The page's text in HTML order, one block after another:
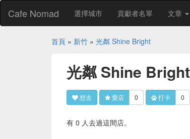
Cafe Nomad 選擇城市 貢獻者名單 文章
首頁 » 新竹 » 光粼 Shine Bright
光粼 Shine Bright
想去 愛店 0 打卡 0
有 0 人去過這間店。